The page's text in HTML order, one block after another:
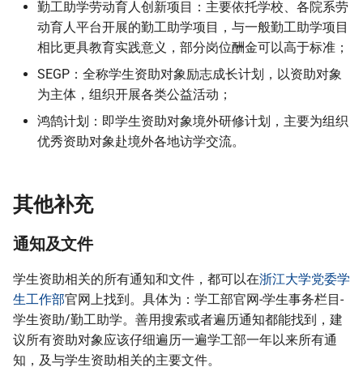
勤工助学劳动育人创新项目：主要依托学校、各院系劳
动育人平台开展的勤工助学项目，与一般勤工助学项目
相比更具教育实践意义，部分岗位酬金可以高于标准；
SEGP：全称学生资助对象励志成长计划，以资助对象
为主体，组织开展各类公益活动；
鸿鹄计划：即学生资助对象境外研修计划，主要为组织
优秀资助对象赴境外各地访学交流。
其他补充
通知及文件
学生资助相关的所有通知和文件，都可以在浙江大学党委学
生工作部官网上找到。具体为：学工部官网-学生事务栏目-
学生资助/勤工助学。善用搜索或者遍历通知都能找到，建
议所有资助对象应该仔细遍历一遍学工部一年以来所有通
知，及与学生资助相关的主要文件。